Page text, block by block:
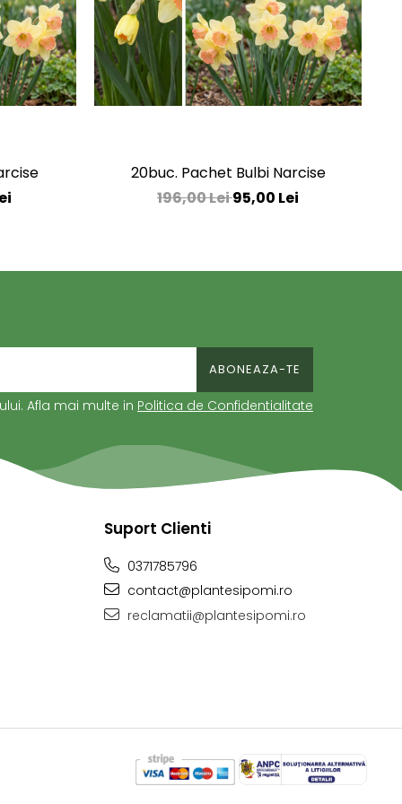
20buc. Pachet Bulbi Narcise
196,00 Lei95,00 Lei
Afla mai multe in Politica de Confidentialitate
Suport Clienti
0371785796
contact@plantesipomi.ro
reclamatii@plantesipomi.ro